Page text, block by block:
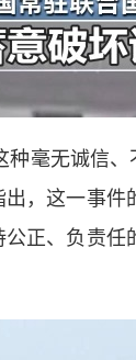
种毫无诚信
，这一事
正、负责